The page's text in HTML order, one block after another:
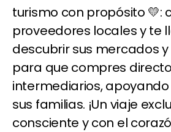
turismo con propósito 💛:
proveedores locales y te
descubrir sus mercados
para que compres
intermediarios,
sus familias. ¡Un viaje
consciente y con el